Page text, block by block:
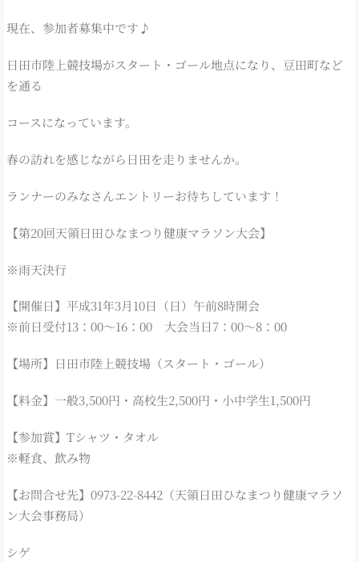
現在、参加者募集中です♪
日田市陸上競技場がスタート・ゴール地点になり、豆田町など
を通る
コースになっています。
春の訪れを感じながら日田を走りませんか。
ランナーのみなさんエントリーお待ちしています！
【第20回天領日田ひなまつり健康マラソン大会】
※雨天決行
【開催日】平成31年3月10日（日）午前8時開会
※前日受付13：00～16：00 大会当日7：00～8：00
【場所】日田市陸上競技場（スタート・ゴール）
【料金】一般3,500円・高校生2,500円・小中学生1,500円
【参加賞】Tシャツ・タオル
※軽食、飲み物
【お問合せ先】0973-22-8442（天領日田ひなまつり健康マラソ
ン大会事務局）
シゲ